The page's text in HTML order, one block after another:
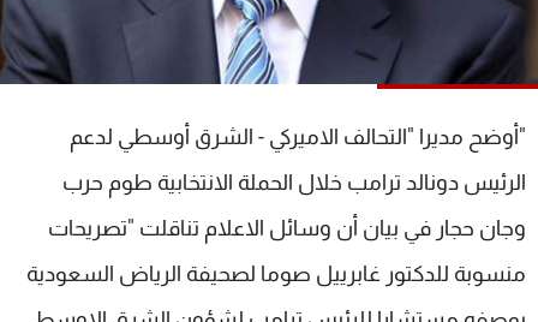
"أوضح مديرا "التحالف الاميركي - الشرق أوسطي لدعم
الرئيس دونالد ترامب خلال الحملة الانتخابية طوم حرب
وجان حجار في بيان أن وسائل الاعلام تناقلت "تصريحات
منسوبة للدكتور غابرييل صوما لصحيفة الرياض السعودية
شاهد البرامج
الترددات
عن MTV
لاعلاناتكم
وظائف
شروط الإسـتخدام